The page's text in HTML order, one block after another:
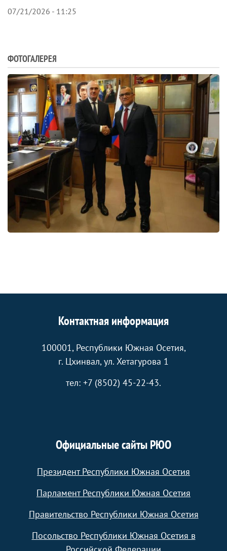
07/21/2026 - 11:25
ФОТОГАЛЕРЕЯ
Контактная информация
100001, Республики Южная Осетия,
г. Цхинвал, ул. Хетагурова 1
тел: +7 (8502) 45-22-43.
Официальные сайты РЮО
Президент Республики Южная Осетия
Парламент Республики Южная Осетия
Правительство Республики Южная Осетия
Посольство Республики Южная Осетия в